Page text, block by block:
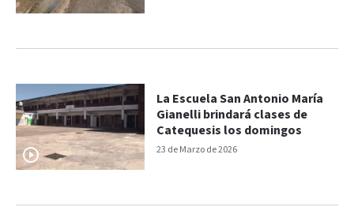
23 de Marzo de 2026
La Escuela San Antonio María
Gianelli brindará clases de
Catequesis los domingos